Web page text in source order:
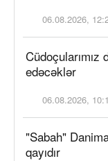
06.08.2026,
Cüdoçularımız
edəcəklər
06.08.2026,
"Sabah"
qayıdır